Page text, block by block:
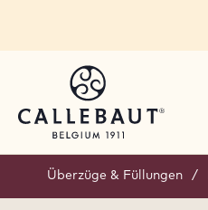
Überzüge & Füllungen /